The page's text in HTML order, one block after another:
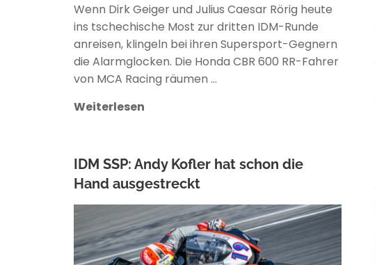
Wenn Dirk Geiger und Julius Caesar Rörig heute
ins tschechische Most zur dritten IDM-Runde
anreisen, klingeln bei ihren Supersport-Gegnern
die Alarmglocken. Die Honda CBR 600 RR-Fahrer
von MCA Racing räumen …
Weiterlesen
IDM SSP: Andy Kofler hat schon die
Hand ausgestreckt
ANKE WIECZOREK